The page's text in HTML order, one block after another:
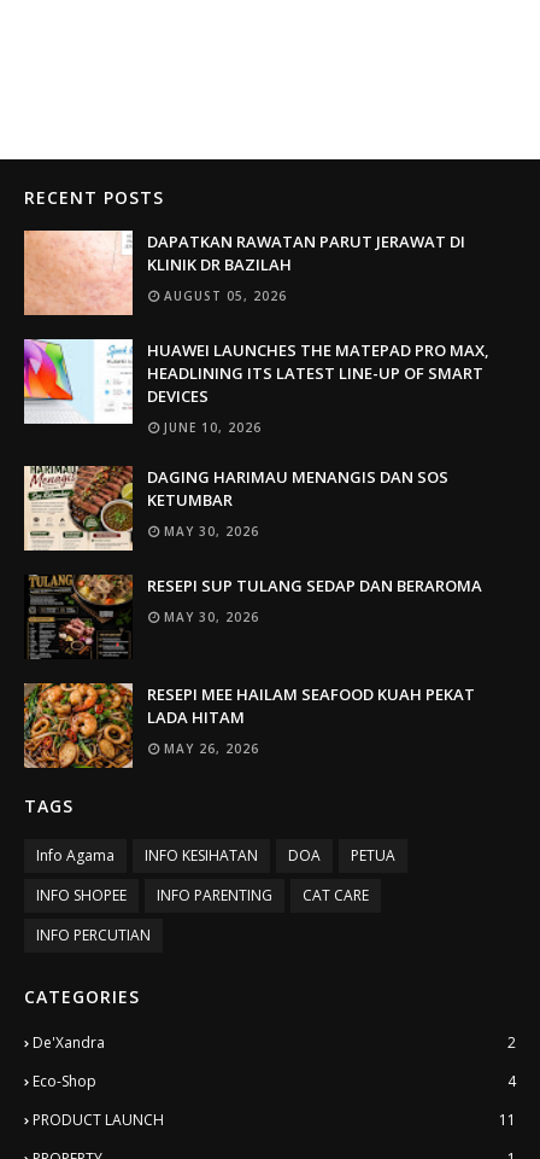
RECENT POSTS
DAPATKAN RAWATAN PARUT JERAWAT DI
KLINIK DR BAZILAH
AUGUST 05, 2026
HUAWEI LAUNCHES THE MATEPAD PRO MAX,
HEADLINING ITS LATEST LINE-UP OF SMART
DEVICES
JUNE 10, 2026
DAGING HARIMAU MENANGIS DAN SOS
KETUMBAR
MAY 30, 2026
RESEPI SUP TULANG SEDAP DAN BERAROMA
MAY 30, 2026
RESEPI MEE HAILAM SEAFOOD KUAH PEKAT
LADA HITAM
MAY 26, 2026
TAGS
Info Agama INFO KESIHATAN DOA
PETUA
INFO SHOPEE
INFO PARENTING
CAT CARE
INFO PERCUTIAN
CATEGORIES
De'Xandra
2
Eco-Shop
4
PRODUCT LAUNCH
11